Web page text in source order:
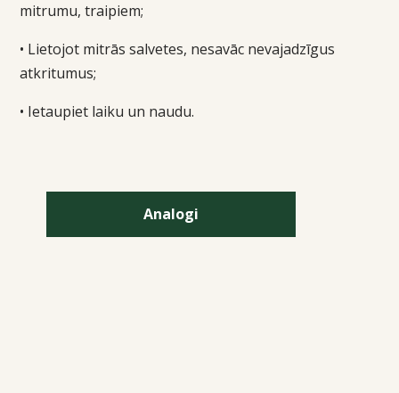
mitrumu, traipiem;
• Lietojot mitrās salvetes, nesavāc nevajadzīgus
atkritumus;
• Ietaupiet laiku un naudu.
Analogi